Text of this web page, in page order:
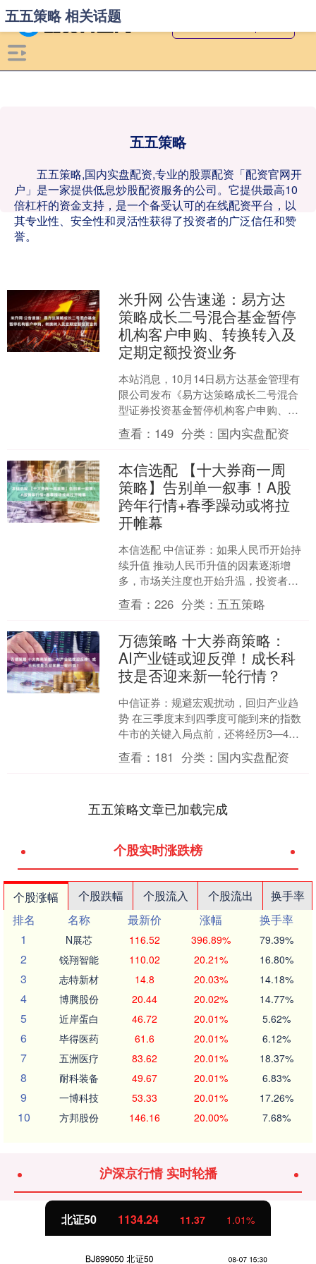
五五策略
五五策略,国内实盘配资,专业的股票配资「配资官网开
户」是一家提供低息炒股配资服务的公司。它提供最高10
倍杠杆的资金支持，是一个备受认可的在线配资平台，以
其专业性、安全性和灵活性获得了投资者的广泛信任和赞
誉。
五五策略 相关话题
米升网 公告速递：易方达
策略成长二号混合基金暂停
机构客户申购、转换转入及
定期定额投资业务
本站消息，10月14日易方达基金管理有
限公司发布《易方达策略成长二号混合
型证券投资基金暂停机构客户申购、转
换转入及定期定额投资业务的公告》。
公告中提示，为了基金....
查看： 149 分类： 国内实盘配资
本信选配 【十大券商一周
策略】告别单一叙事！A股
跨年行情+春季躁动或将拉
开帷幕
本信选配 中信证券：如果人民币开始持
续升值 推动人民币升值的因素逐渐增
多，市场关注度也开始升温，投资者要
逐步适应在一个人民币持续升值的环境
下去做资产配置。从过去....
查看：226 分类： 五五策略
万德策略 十大券商策略：
AI产业链或迎反弹！成长科
技是否迎来新一轮行情？
中信证券：规避宏观扰动，回归产业趋
势 在三季度末到四季度可能到来的指数
牛市的关键入局点前，还将经历3—4个
月的过渡阶段。从宏观面来看，内需和
价格信号仍偏弱，还需....
查看： 181 分类： 国内实盘配资
五五策略文章已加载完成
个股实时涨跌榜
个股涨幅 个股跌幅 个股流入 个股流出
换手率
排名
名称 最新价 涨幅
换手率
1
N展芯 116.52 396.89% 79.39%
2 锐翔智能 110.02 20.21% 16.80%
3 志特新材 14.8 20.03% 14.18%
4 博腾股份 20.44 20.02% 14.77%
5 近岸蛋白 46.72 20.01% 5.62%
6 毕得医药 61.6 20.01% 6.12%
7 五洲医疗 83.62 20.01% 18.37%
8 耐科装备 49.67 20.01% 6.83%
9 一博科技 53.33 20.01% 17.26%
10 方邦股份 146.16 20.00% 7.68%
沪深京行情 实时轮播
北证50 1134.24 11.37 1.01%